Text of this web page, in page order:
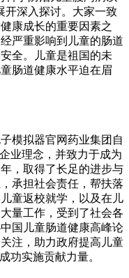
深入探讨。大家一致
健康成长的重要因素之
严重影响到儿童的肠道
安全。儿童是祖国的未
童肠道健康水平迫在眉
子模拟器官网药业集团自
理念，并致力于成为
，取得了长足的进步与
，承担社会责任，帮扶落
儿童返校就学，以及在儿
工作，受到了社会各
中国儿童肠道健康高峰论
，助力政府提高儿童
实施贡献力量。